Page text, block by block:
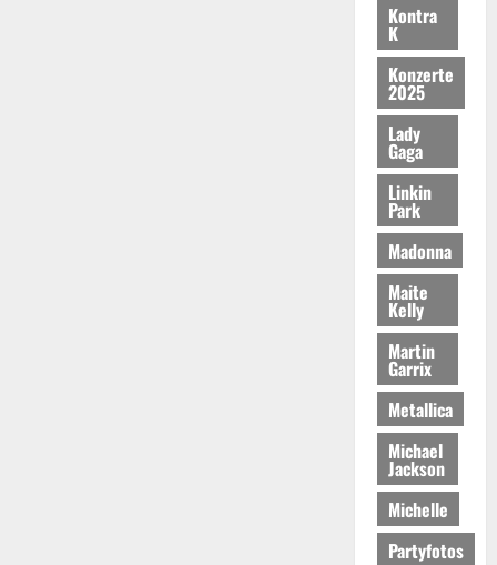
Kontra
K
Konzerte
2025
Lady
Gaga
Linkin
Park
Madonna
Maite
Kelly
Martin
Garrix
Metallica
Michael
Jackson
Michelle
Partyfotos